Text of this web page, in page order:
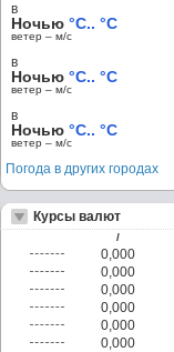
в
Ночью °C.. °C
ветер – м/c
в
Ночью °C.. °C
ветер – м/c
в
Ночью °C.. °C
ветер – м/c
Погода в других городах
Курсы валют
/
0,000
0,000
0,000
0,000
0,000
0,000